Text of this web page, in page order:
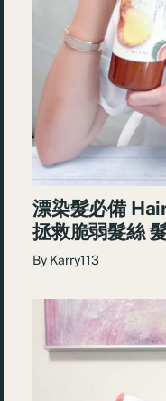
漂染髮必備
拯救脆弱髮絲
By Karry113